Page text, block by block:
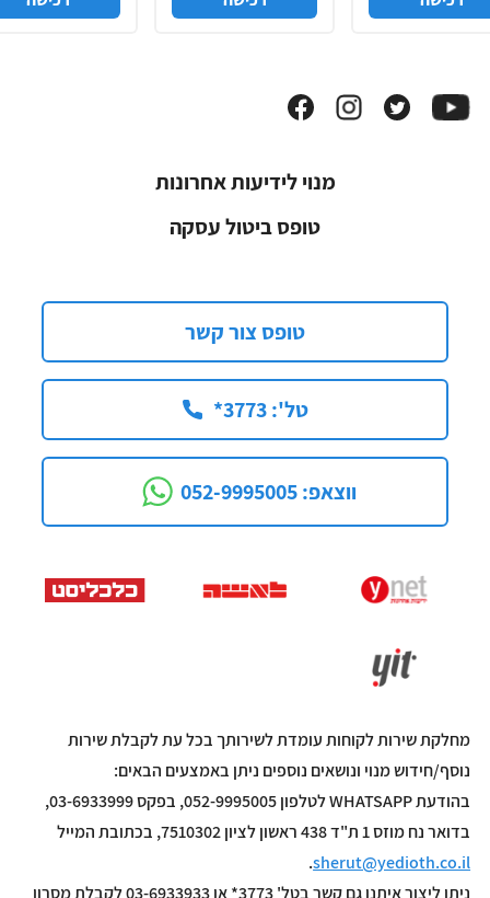
מנוי לידיעות אחרונות
טופס ביטול עסקה
טופס צור קשר
*3773 :'טל
052-9995005 :ווצאפ
מחלקת שירות לקוחות עומדת לשירותך בכל עת לקבלת שירות
נוסף/חידוש מנוי ונושאים נוספים ניתן באמצעים הבאים:
בהודעת WHATSAPP לטלפון 052-9995005, בפקס 03-6933999,
בדואר נח מוזס 1 ת"ד 438 ראשון לציון 7510302, בכתובת המייל
sherut@yedioth.co.il
.
ניתן ליצור איתנו גם קשר בטל' 3773* או 03-6933933 לקבלת מסרון